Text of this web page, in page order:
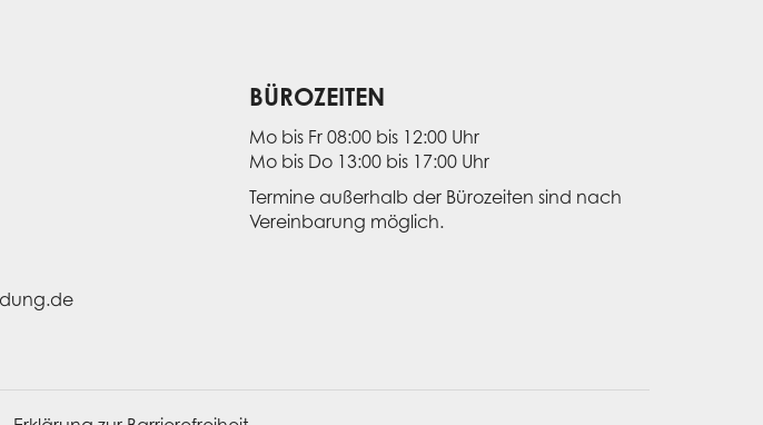
BÜROZEITEN
Mo bis Fr 08:00 bis 12:00 Uhr
Mo bis Do 13:00 bis 17:00 Uhr
Termine außerhalb der Bürozeiten sind nach
Vereinbarung möglich.